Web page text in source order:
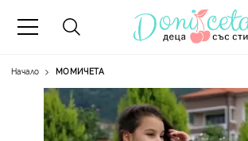
Начало МОМИЧЕТА